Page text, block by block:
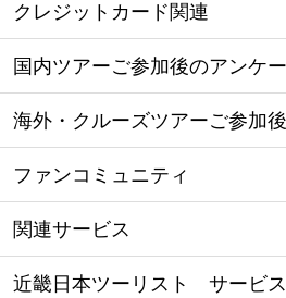
クレジットカード関連
国内ツアーご参加後のアンケ
海外・クルーズツアーご参加
ファンコミュニティ
関連サービス
近畿日本ツーリスト サービ